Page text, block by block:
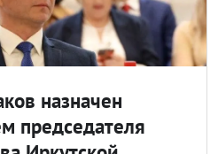
назначен
председателя